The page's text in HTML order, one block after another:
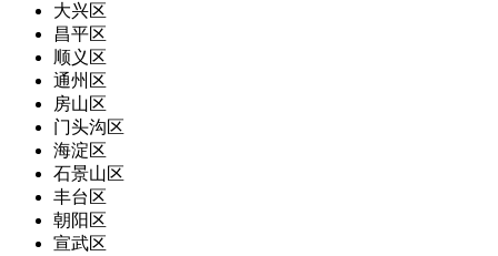
大兴区
昌平区
顺义区
通州区
房山区
门头沟区
海淀区
石景山区
丰台区
朝阳区
宣武区